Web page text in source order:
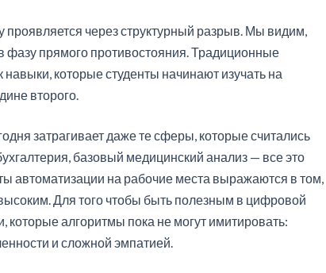
проявляется через структурный разрыв. Мы видим,
фазу прямого противостояния. Традиционные
которые студенты начинают изучать на
второго.
затрагивает даже те сферы, которые считались
базовый медицинский анализ — все это
автоматизации на рабочие места выражаются в том,
Для того чтобы быть полезным в цифровой
алгоритмы пока не могут имитировать:
и сложной эмпатией.